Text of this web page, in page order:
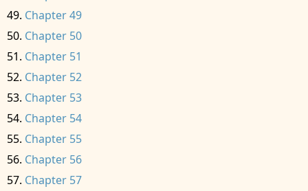
Chapter 49
Chapter 50
Chapter 51
Chapter 52
Chapter 53
Chapter 54
Chapter 55
Chapter 56
Chapter 57